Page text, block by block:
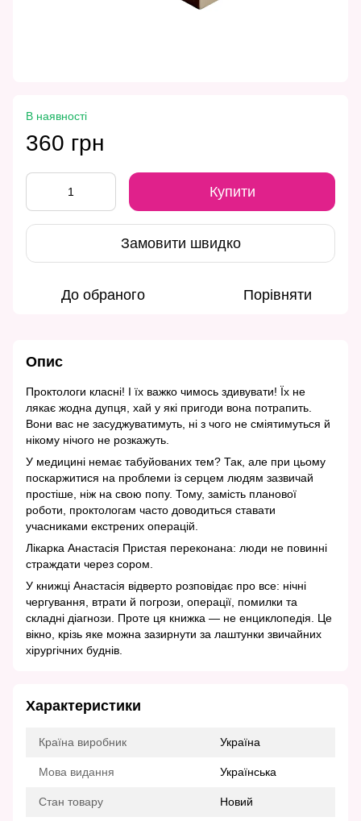
В наявності
360 грн
Купити
Замовити швидко
До обраного Порівняти
Опис
Проктологи класні! І їх важко чимось здивувати! Їх не
лякає жодна дупця, хай у які пригоди вона потрапить.
Вони вас не засуджуватимуть, ні з чого не сміятимуться й
нікому нічого не розкажуть.
У медицині немає табуйованих тем? Так, але при цьому
поскаржитися на проблеми із серцем людям зазвичай
простіше, ніж на свою попу. Тому, замість планової
роботи, проктологам часто доводиться ставати
учасниками екстрених операцій.
Лікарка Анастасія Пристая переконана: люди не повинні
страждати через сором.
У книжці Анастасія відверто розповідає про все: нічні
чергування, втрати й погрози, операції, помилки та
складні діагнози. Проте ця книжка — не енциклопедія. Це
вікно, крізь яке можна зазирнути за лаштунки звичайних
хірургічних буднів.
Характеристики
Країна виробник Україна
Мова видання Українська
Стан товару Новий